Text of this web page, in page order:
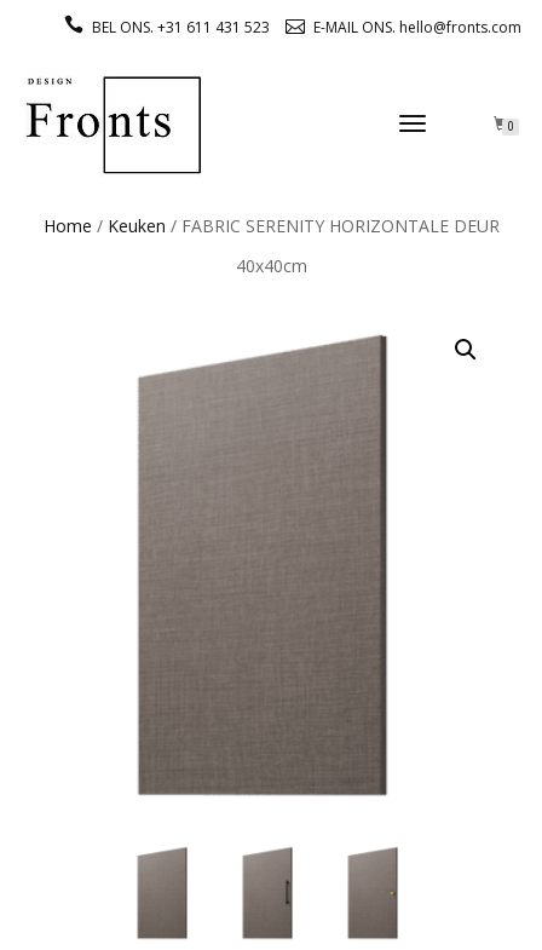
BEL ONS. +31 611 431 523 E-MAIL ONS. hello@fronts.com
TOGGLE
0
Home / Keuken / FABRIC SERENITY HORIZONTALE DEUR
40x40cm